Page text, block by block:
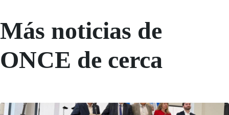
Más noticias de
ONCE de cerca